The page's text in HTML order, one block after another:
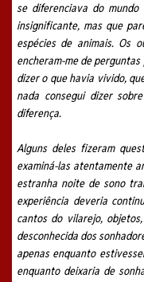
se diferenciava do
insignificante, mas que
espécies de animais. Os
encheram-me de
dizer o que havia vivido,
nada consegui dizer
diferença.
Alguns deles fizeram
examiná-las atentamente
estranha noite de sono
experiência deveria
cantos do vilarejo,
desconhecida dos
apenas enquanto
enquanto deixaria de